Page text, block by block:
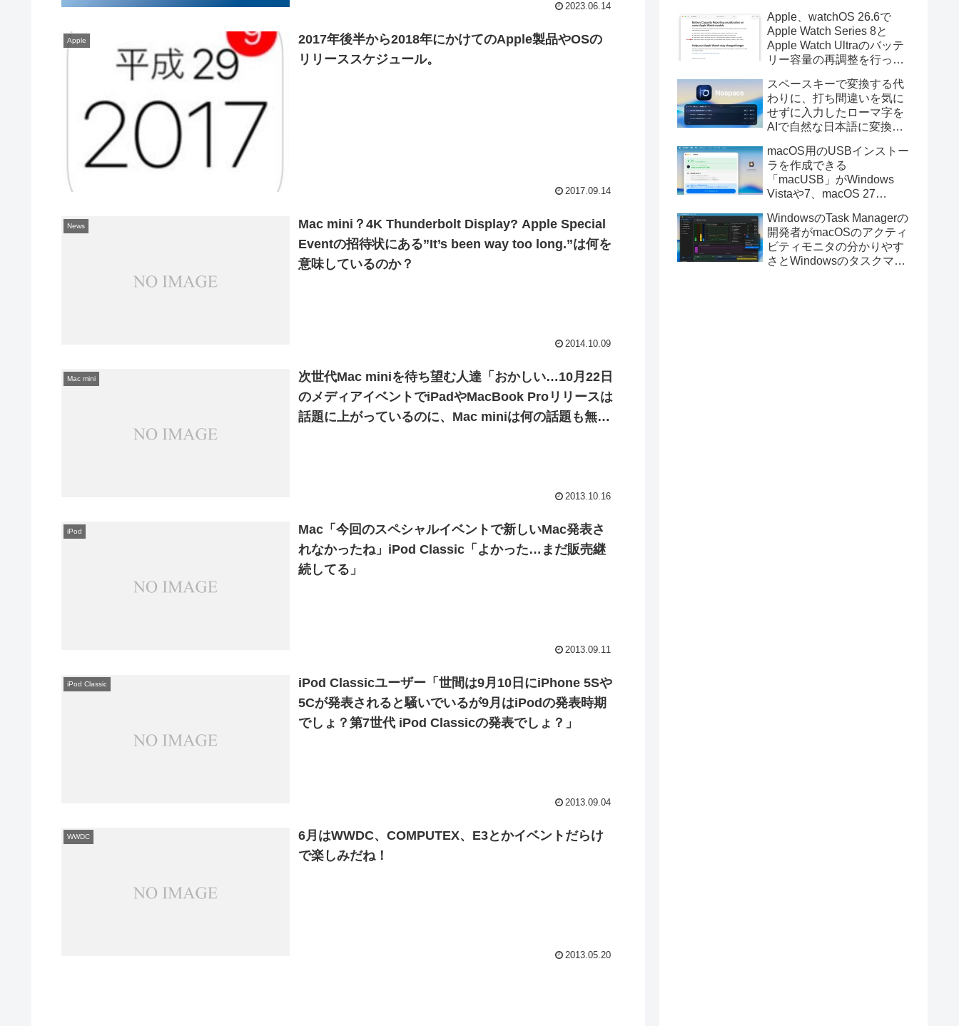
2023.06.14
Apple
2017年後半から2018年にかけてのApple製品やOSの
リリーススケジュール。
2017.09.14
News
Mac mini？4K Thunderbolt Display? Apple Special
Eventの招待状にある”It’s been way too long.”は何を
意味しているのか？
2014.10.09
Mac mini
次世代Mac miniを待ち望む人達「おかしい…10月22日
のメディアイベントでiPadやMacBook Proリリースは
話題に上がっているのに、Mac miniは何の話題も無
2013.10.16
iPod
Mac「今回のスペシャルイベントで新しいMac発表さ
れなかったね」iPod Classic「よかった…まだ販売継
続してる」
2013.09.11
iPod Classic
iPod Classicユーザー「世間は9月10日にiPhone 5Sや
5Cが発表されると騒いでいるが9月はiPodの発表時期
でしょ？第7世代 iPod Classicの発表でしょ？」
2013.09.04
WWDC
6月はWWDC、COMPUTEX、E3とかイベントだらけ
で楽しみだね！
2013.05.20
利用しMacBook Neoを復元
する際の安定性が向上。
Apple、watchOS 26.6で
Apple Watch Series 8と
Apple Watch Ultraのバッテ
リー容量の再調整を行った
スペースキーで変換する代
わりに、打ち間違いを気に
せずに入力したローマ字を
AIで自然な日本語に変換し
力アプリ「Nospace」がリ
リース。
macOS用のUSBインストー
ラを作成できる
「macUSB」がWindows
Vistaや7、macOS 27
トーラの作成に対応。
WindowsのTask Managerの
開発者がmacOSのアクティ
ビティモニタの分かりやす
さとWindowsのタスクマネ